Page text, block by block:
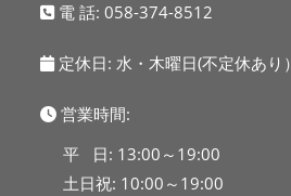
電 話:058-374-8512
定休日: 水・木曜日(不定休あり）
営業時間:
平 日: 13:00～19:00
土日祝: 10:00～19:00